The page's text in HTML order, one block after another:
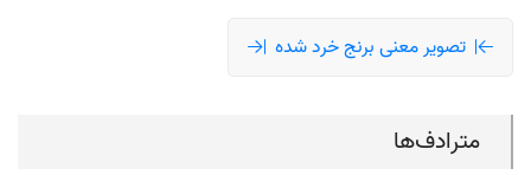
تصویر معنی برنج خرد شده
مترادف‌ها